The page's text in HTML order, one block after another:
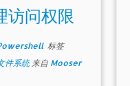
访问权限
标签
件系统 来自 Mooser